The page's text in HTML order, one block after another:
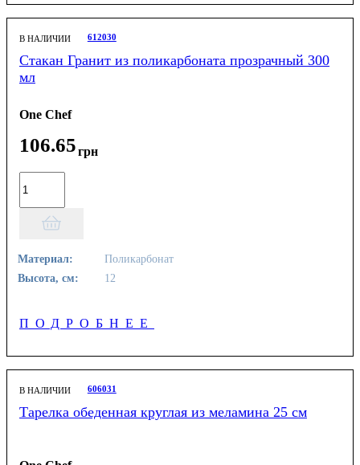
В НАЛИЧИИ 612030
Стакан Гранит из поликарбоната прозрачный 300
мл
One Chef
106.65грн
Материал:
Поликарбонат
Высота, см:
12
ПОДРОБНЕЕ
В НАЛИЧИИ 606031
Тарелка обеденная круглая из меламина 25 см